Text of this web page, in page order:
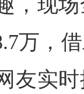
，现
万，
友实